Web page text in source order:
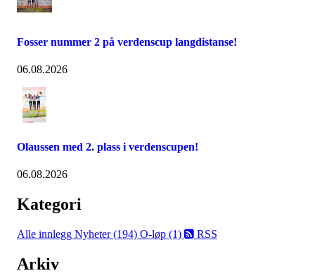
Fosser nummer 2 på verdenscup langdistanse!
06.08.2026
Olaussen med 2. plass i verdenscupen!
06.08.2026
Kategori
Alle innlegg Nyheter (194) O-løp (1) RSS
Arkiv